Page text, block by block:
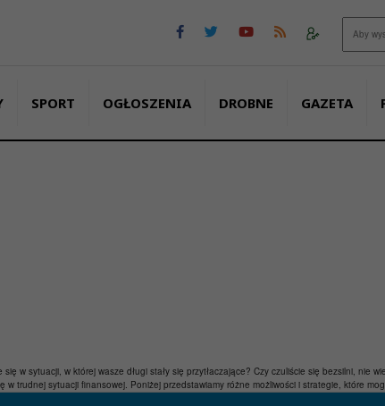
SPORT OGŁOSZENIA DROBNE GAZETA
się w sytuacji, w której wasze długi stały się przytłaczające? Czy czuliście się bezsilni, nie
trudnej sytuacji finansowej. Poniżej przedstawiamy różne możliwości i strategie, które